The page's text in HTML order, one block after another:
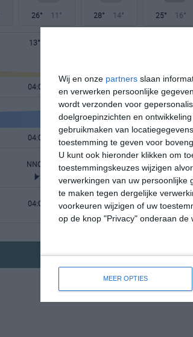
Wij en onze partners slaan
en verwerken persoonlijke
wordt verzonden voor
doelgroepinzichten en ontwikkeling
gebruikmaken van
toestemming te geven voor
U kunt ook hieronder klikken om
toestemmingskeuzes wijzigen
verwerkingen van uw persoonlijke
te maken tegen dergelijke
voorkeuren wijzigen of uw
op de knop "Privacy" onderaan de
MEER OPTIES
26° 11° 28° 14° 25° 16°
13°C
04:00 07:00 10:00
04:00 07:00
NNO 1 NNW 1 NO 1
04:00 07:00 10:00
bekijk de uitgebreide